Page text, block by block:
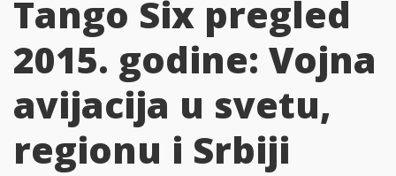
Tango Six pregled
2015. godine: Vojna
avijacija u svetu,
regionu i Srbiji